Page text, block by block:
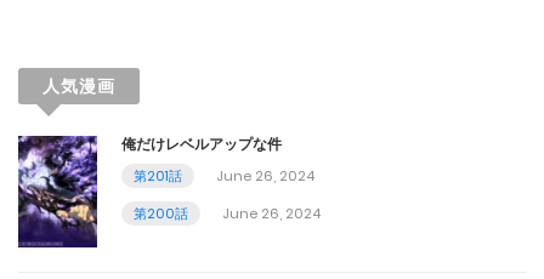
人気漫画
俺だけレベルアップな件
第201話
June 26, 2024
第200話
June 26, 2024